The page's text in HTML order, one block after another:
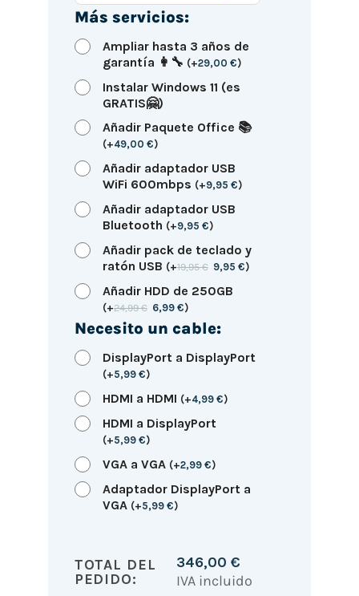
Más servicios:
Ampliar hasta 3 años de
garantía 👩‍🔧 (+29,00 €)
Instalar Windows 11 (es
GRATIS🤗)
Añadir Paquete Office 📚
(+49,00 €)
Añadir adaptador USB
WiFi 600mbps (+9,95 €)
Añadir adaptador USB
Bluetooth (+9,95 €)
Añadir pack de teclado y
ratón USB (+19,95€ 9,95€)
Añadir HDD de 250GB
(+24,99€ 6,99€)
Necesito un cable:
DisplayPort a DisplayPort
(+5,99 €)
HDMI a HDMI (+4,99 €)
HDMI a DisplayPort
(+5,99 €)
VGA a VGA (+2,99 €)
Adaptador DisplayPort a
VGA (+5,99 €)
TOTAL DEL
PEDIDO:
346,00 €
IVA incluido